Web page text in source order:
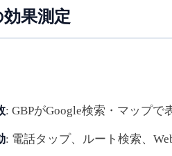
果測定
: GBPがGoogle検索・マップで
: 電話タップ、ルート検索、